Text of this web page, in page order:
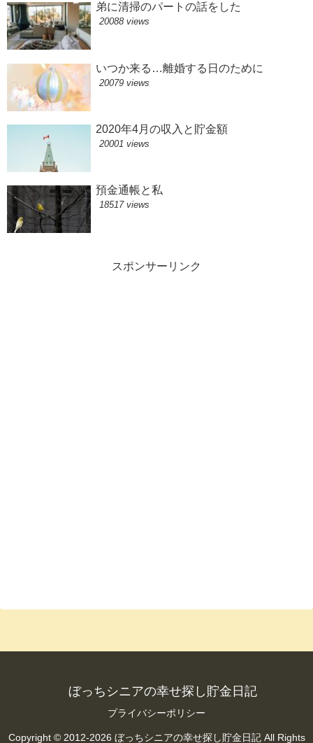
弟に清掃のパートの話をした
20088 views
いつか来る…離婚する日のために
20079 views
2020年4月の収入と貯金額
20001 views
預金通帳と私
18517 views
スポンサーリンク
ぼっちシニアの幸せ探し貯金日記
プライバシーポリシー
Copyright © 2012-2026 ぼっちシニアの幸せ探し貯金日記 All Rights